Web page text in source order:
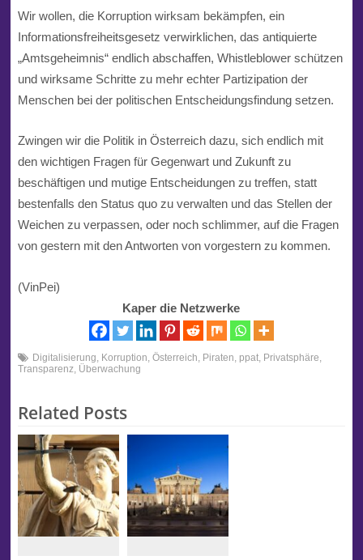
Wir wollen, die Korruption wirksam bekämpfen, ein
Informationsfreiheitsgesetz verwirklichen, das antiquierte
„Amtsgeheimnis“ endlich abschaffen, Whistleblower schützen
und wirksame Schritte zu mehr echter Partizipation der
Menschen bei der politischen Entscheidungsfindung setzen.
Zwingen wir die Politik in Österreich dazu, sich endlich mit
den wichtigen Fragen für Gegenwart und Zukunft zu
beschäftigen und mutige Entscheidungen zu treffen, statt
bestenfalls den Status quo zu verwalten und das Stellen der
Weichen zu verpassen, oder noch schlimmer, auf die Fragen
von gestern mit den Antworten von vorgestern zu kommen.
(VinPei)
Kaper die Netzwerke
Digitalisierung Korruption Österreich Piraten ppat, Privatsphäre
Transparenz, Überwachung
Related Posts